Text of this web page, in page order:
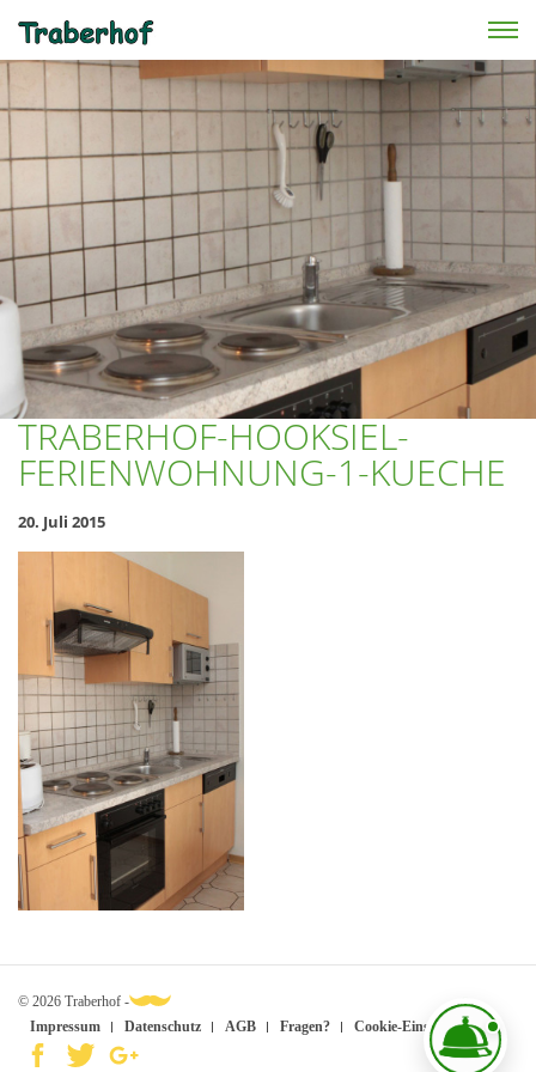
Skip to main content
TRABERHOF-HOOKSIEL-
FERIENWOHNUNG-1-KUECHE
20. Juli 2015
© 2026 Traberhof -
Impressum
Datenschutz AGB Fragen? Cookie-Einstellungen